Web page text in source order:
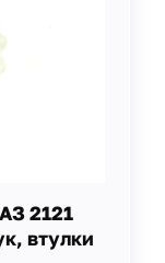
2121
втулки